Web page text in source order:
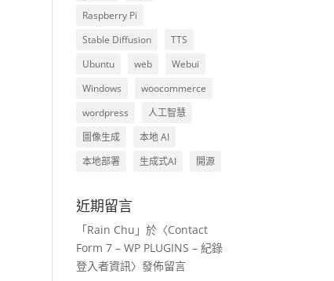
Raspberry Pi
Stable Diffusion
TTS
Ubuntu
web
Webui
Windows
woocommerce
wordpress
人工智慧
圖像生成
本地 AI
本地部署
生成式AI 開源
近期留言
「Rain Chu 」於〈Contact
Form 7 – WP PLUGINS – 紀錄
登入者資訊〉發佈留言